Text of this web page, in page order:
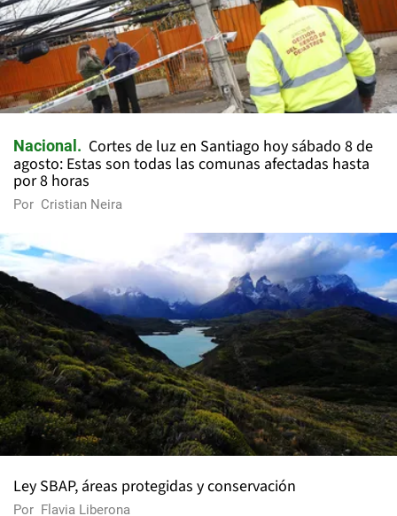
Nacional
Cortes de luz en Santiago hoy sábado 8 de
agosto: Estas son todas las comunas afectadas hasta
por 8 horas
Por Cristian Neira
Ley SBAP, áreas protegidas y conservación
Por Flavia Liberona